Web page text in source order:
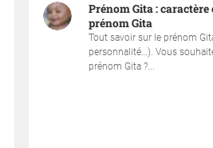
Prénom Gita :
prénom Gita
Tout savoir sur le prénom
personnalité…). Vous
prénom Gita ?...